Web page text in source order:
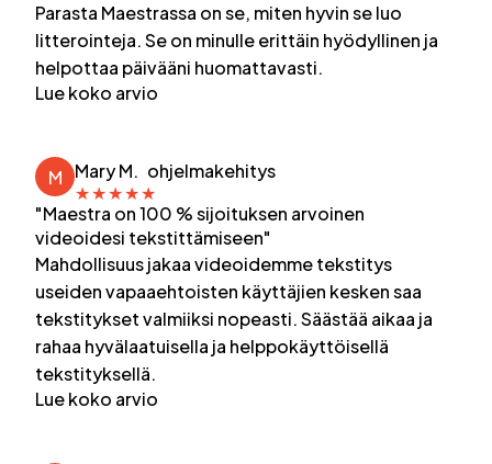
Parasta Maestrassa on se, miten hyvin se luo
litterointeja. Se on minulle erittäin hyödyllinen ja
helpottaa päivääni huomattavasti.
Lue koko arvio
M Mary M. ohjelmakehitys
★★★★★
"Maestra on 100 % sijoituksen arvoinen
videoidesi tekstittämiseen"
Mahdollisuus jakaa videoidemme tekstitys
useiden vapaaehtoisten käyttäjien kesken saa
tekstitykset valmiiksi nopeasti. Säästää aikaa ja
rahaa hyvälaatuisella ja helppokäyttöisellä
tekstityksellä.
Lue koko arvio